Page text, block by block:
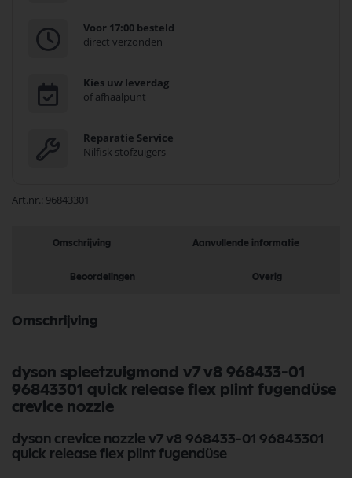
Voor 17:00 besteld
direct verzonden
Kies uw leverdag
of afhaalpunt
Reparatie Service
Nilfisk stofzuigers
Art.nr. 96843301
Omschrijving Aanvullende informatie
Beoordelingen Overig
Omschrijving
dyson spleetzuigmond v7 v8 968433-01
96843301 quick release flex plint fugendüse
crevice nozzle
dyson crevice nozzle v7 v8 968433-01 96843301
quick release flex plint fugendüse